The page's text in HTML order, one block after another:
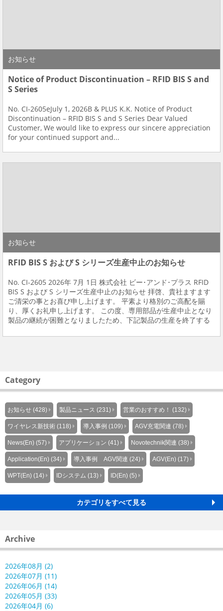
お知らせ
Notice of Product Discontinuation – RFID BIS S and
S Series
No. CI-2605eJuly 1, 2026B & PLUS K.K. Notice of Product
Discontinuation – RFID BIS S and S Series Dear Valued
Customer, We would like to express our sincere appreciation
for your continued support and...
お知らせ
RFID BIS S および S シリーズ生産中止のお知らせ
No. CI-2605 2026年 7月 1日 株式会社 ビー･アンド･プラス RFID
BIS S および S シリーズ生産中止のお知らせ 拝啓、貴社ますます
ご清栄の事とお喜び申し上げます。 平素より格別のご高配を賜
り、厚くお礼申し上げます。 この度、専用部品が生産中止となり
製品の継続が困難となりましたため、下記製品の生産を終了する
ござい...
Category
お知らせ (428) 製品ニュース (231) 営業のおすすめ！ (132)
ワイヤレス新技術 (118) 導入事例 (109) AGV充電関連 (78)
News(En) (57) アプリケーション (41) Novotechnik関連 (38)
Application(En) (34) 導入事例 AGV関連 (24) AGV(En) (17)
WPT(En) (14) IDシステム (13) ID(En) (5)
カテゴリをすべて見る
Archive
2026年08月 (2)
2026年07月 (11)
2026年06月 (14)
2026年05月 (33)
2026年04月 (6)